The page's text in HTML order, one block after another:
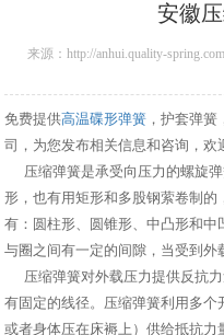
安徽
来源：http://anhui.quality-
免费提供高温碟形弹簧 ，护套弹
司，为您发布相关信息和咨询，欢
压缩弹簧是承受向压力的螺旋弹
形，也有用矩形和多股钢萦卷制
有：圆柱形、圆锥形、中凸形和
与圈之间有一定的间隙，当受到外
压缩弹簧对外载压力提供反抗力
有固定的线径。压缩弹簧利用多个
或者身体压在床褥上）供给抵抗力